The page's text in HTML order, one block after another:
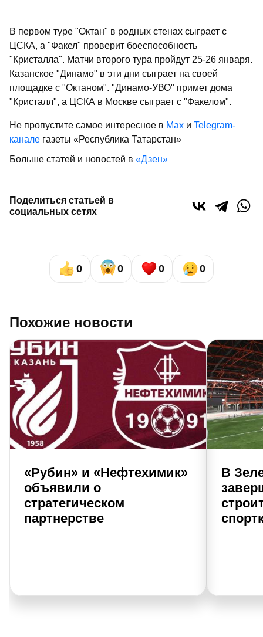
В первом туре "Октан" в родных стенах сыграет с
ЦСКА, а "Факел" проверит боеспособность
"Кристалла". Матчи второго тура пройдут 25-26 января.
Казанское "Динамо" в эти дни сыграет на своей
площадке с "Октаном". "Динамо-УВО" примет дома
"Кристалл", а ЦСКА в Москве сыграет с "Факелом".
Не пропустите самое интересное в Max и Telegram-
канале газеты «Республика Татарстан»
Больше статей и новостей в «Дзен»
Поделиться статьей в
социальных сетях
0 0 0 0
Похожие новости
«Рубин» и «Нефтехимик»
объявили о
стратегическом
партнерстве
В